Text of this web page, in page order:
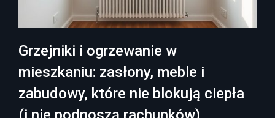
Grzejniki i ogrzewanie w
mieszkaniu: zasłony, meble i
zabudowy, które nie blokują ciepła